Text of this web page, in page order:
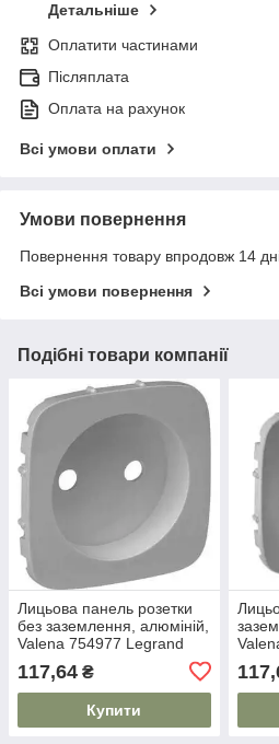
Детальніше
Оплатити частинами
Післяплата
Оплата на рахунок
Всі умови оплати
Умови повернення
Повернення товару впродовж 14
Всі умови повернення
Подібні товари компанії
Лицьова панель розетки
без заземлення, алюміній,
Valena 754977 Legrand
117,64 ₴
Купити